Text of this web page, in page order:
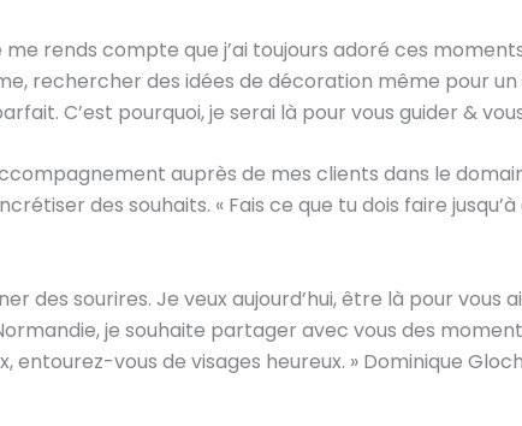
me rends compte que j’ai toujours adoré ces
rechercher des idées de décoration même pour
C’est pourquoi, je serai là pour vous guider &
auprès de mes clients dans le
des souhaits. « Fais ce que tu dois faire
des sourires. Je veux aujourd’hui, être là pour vous
je souhaite partager avec vous des
entourez-vous de visages heureux. » Dominique